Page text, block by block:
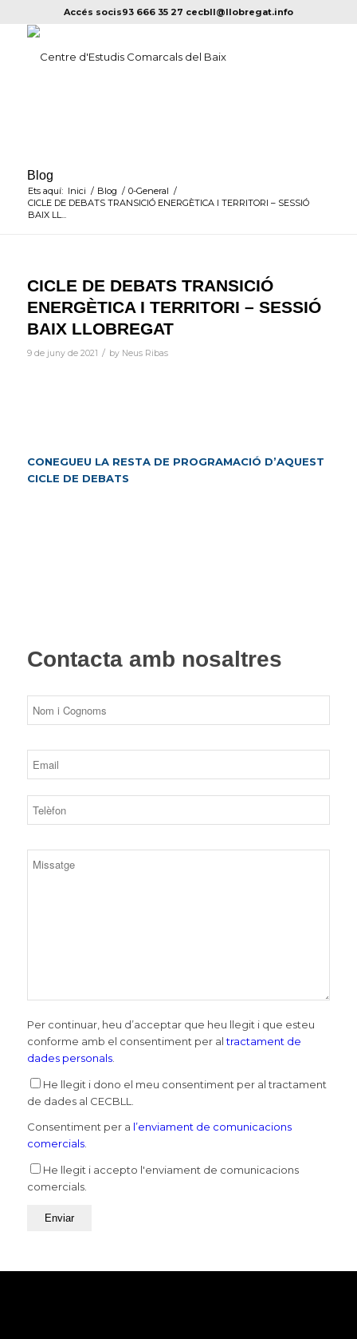
Accés socis93 666 35 27 cecbll@llobregat.info
Blog
Ets aquí: Inici / Blog / 0-General /
CICLE DE DEBATS TRANSICIÓ ENERGÈTICA I TERRITORI – SESSIÓ
BAIX LL...
CICLE DE DEBATS TRANSICIÓ
ENERGÈTICA I TERRITORI – SESSIÓ
BAIX LLOBREGAT
9 de juny de 2021 / by Neus Ribas
CONEGUEU LA RESTA DE PROGRAMACIÓ D’AQUEST
CICLE DE DEBATS
Contacta amb nosaltres
Per continuar, heu d’acceptar que heu llegit i que esteu
conforme amb el consentiment per altractament de
dades personals.
He llegit i dono el meu consentiment per al tractament
de dades al CECBLL.
Consentiment per a l’enviament de comunicacions
comercials.
He llegit i accepto l'enviament de comunicacions
comercials.